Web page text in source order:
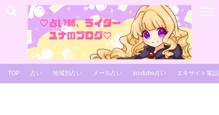
TOP 占い 地域別占い メール占い youtube占い エキサイト電